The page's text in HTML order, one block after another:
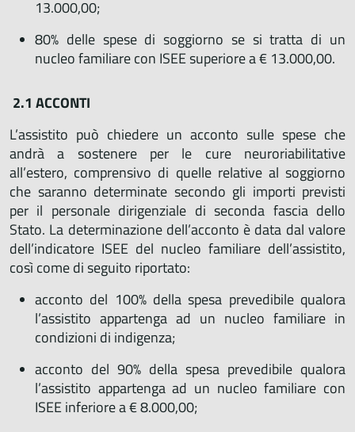
13.000,00;
80% delle spese di soggiorno se si tratta di un
nucleo familiare con ISEE superiore a € 13.000,00.
2.1 ACCONTI
L’assistito può chiedere un acconto sulle spese che
andrà a sostenere per le cure neuroriabilitative
all’estero, comprensivo di quelle relative al soggiorno
che saranno determinate secondo gli importi previsti
per il personale dirigenziale di seconda fascia dello
Stato. La determinazione dell’acconto è data dal valore
dell’indicatore ISEE del nucleo familiare dell’assistito,
così come di seguito riportato:
acconto del 100% della spesa prevedibile qualora
l’assistito appartenga ad un nucleo familiare in
condizioni di indigenza;
acconto del 90% della spesa prevedibile qualora
l’assistito appartenga ad un nucleo familiare con
ISEE inferiore a € 8.000,00;